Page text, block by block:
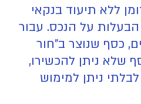
ללא תיעוד בנקאי
על הנכס. עבור
כסף שנוצר ב"חור
שלא ניתן להכשירו,
ניתן למימוש